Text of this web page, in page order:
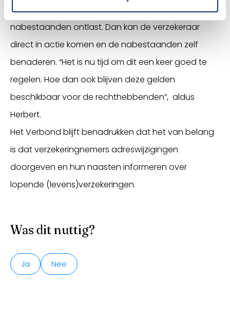
opgelost via een melding van overlijden, wat ook de
nabestaanden ontlast. Dan kan de verzekeraar
direct in actie komen en de nabestaanden zelf
benaderen. “Het is nu tijd om dit een keer goed te
regelen. Hoe dan ook blijven deze gelden
beschikbaar voor de rechthebbenden”, aldus
Herbert.
Het Verbond blijft benadrukken dat het van belang
is dat verzekeringnemers adreswijzigingen
doorgeven en hun naasten informeren over
lopende (levens)verzekeringen.
Was dit nuttig?
Ja Nee